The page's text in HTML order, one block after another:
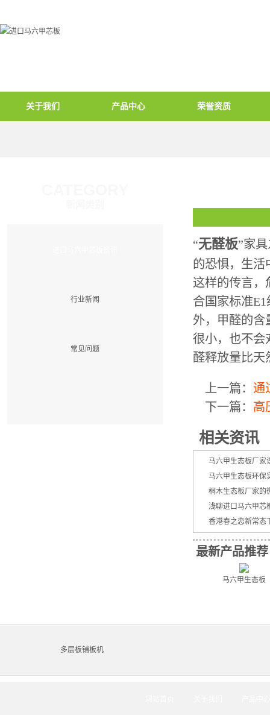
关于我们 产品中心 荣誉资质
“无醛板”家
的恐惧，生活
这样的传言，
合国家标准
外，甲醛的含
很小，也不会
醛释放量比天
上一篇： 通
下一篇： 高
相关资讯
马六甲生态板厂家
马六甲生态板环保
桐木生态板厂家的
浅聊进口马六甲芯
香港春之恋新常态
最新产品推荐
马六甲生态板
行业新闻
常见问题
多层板铺板机